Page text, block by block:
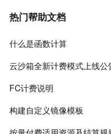
热门帮助文档
什么是函数计算
云沙箱全新计费模式上线公
FC计费说明
构建自定义镜像模板